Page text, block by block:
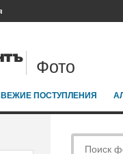
Фото
ПОСТУПЛЕНИЯ